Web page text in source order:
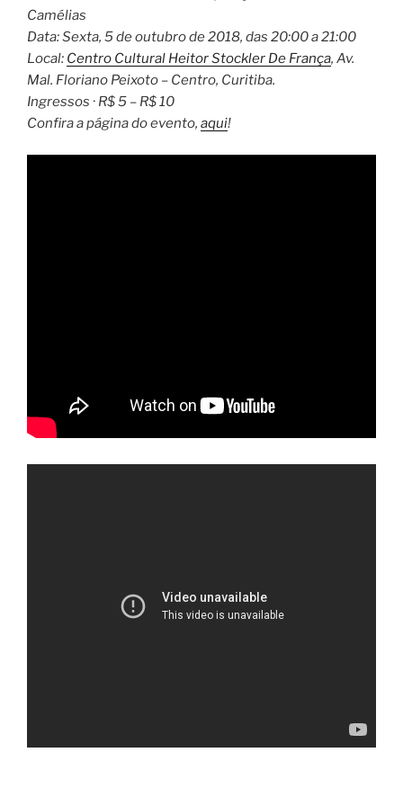
Camélias
Data: Sexta, 5 de outubro de 2018, das 20:00 a 21:00
Local: Centro Cultural Heitor Stockler De França, Av.
Mal. Floriano Peixoto – Centro, Curitiba.
Ingressos · R$ 5 – R$ 10
Confira a página do evento, aqui!